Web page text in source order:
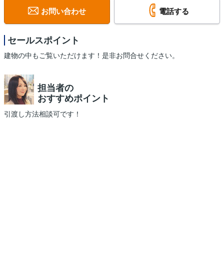
お問い合わせ 電話する
セールスポイント
建物の中もご覧いただけます！是非お問合せください。
担当者の
おすすめポイント
引渡し方法相談可です！